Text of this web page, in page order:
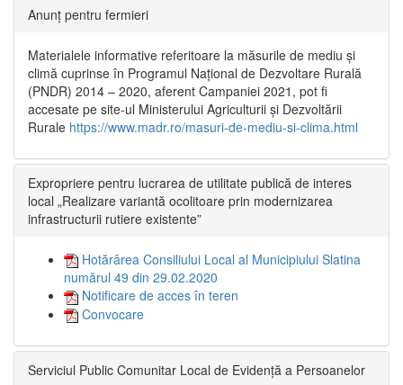
Anunț pentru fermieri
Materialele informative referitoare la măsurile de mediu și
climă cuprinse în Programul Național de Dezvoltare Rurală
(PNDR) 2014 – 2020, aferent Campaniei 2021, pot fi
accesate pe site-ul Ministerului Agriculturii și Dezvoltării
Rurale https://www.madr.ro/masuri-de-mediu-si-clima.html
Expropriere pentru lucrarea de utilitate publică de interes
local „Realizare variantă ocolitoare prin modernizarea
infrastructurii rutiere existente”
Hotărârea Consiliului Local al Municipiului Slatina
numărul 49 din 29.02.2020
Notificare de acces în teren
Convocare
Serviciul Public Comunitar Local de Evidență a Persoanelor